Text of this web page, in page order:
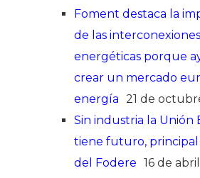
Foment destaca la
de las interconexiones
energéticas porque
crear un mercado
energía 21 de
Sin industria la Unión
tiene futuro,
del Fodere 16 de